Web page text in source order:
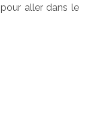
aller dans le